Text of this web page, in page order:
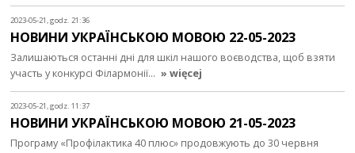
2023-05-21, godz. 21:36
НОВИНИ УКРАЇНСЬКОЮ МОВОЮ 22-05-2023
Залишаються останні дні для шкіл нашого воєводства, щоб взяти
участь у конкурсі Філармонії… » więcej
2023-05-21, godz. 11:37
НОВИНИ УКРАЇНСЬКОЮ МОВОЮ 21-05-2023
Програму «Профілактика 40 плюс» продовжують до 30 червня